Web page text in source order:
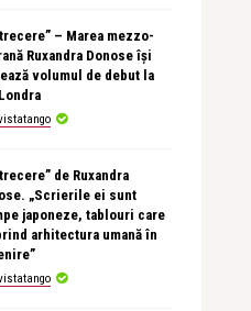
– Marea mezzo-
Ruxandra Donose își
volumul de debut la
de Ruxandra
„Scrierile ei sunt
japoneze, tablouri care
arhitectura umană în